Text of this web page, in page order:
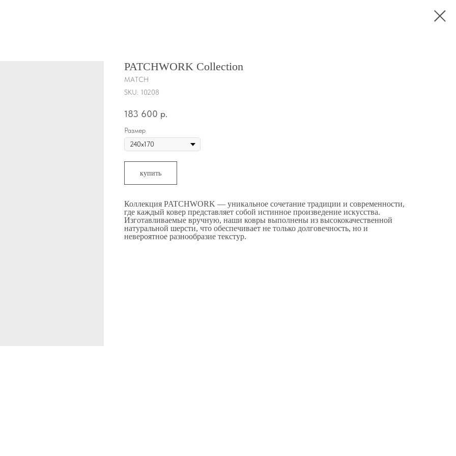
PATCHWORK Collection
MATCH
SKU: 10208
183 600 р.
Размер
купить
Коллекция PATCHWORK — уникальное сочетание традиции и современности,
где каждый ковер представляет собой истинное произведение искусства.
Изготавливаемые вручную, наши ковры выполнены из высококачественной
натуральной шерсти, что обеспечивает не только долговечность, но и
невероятное разнообразие текстур.